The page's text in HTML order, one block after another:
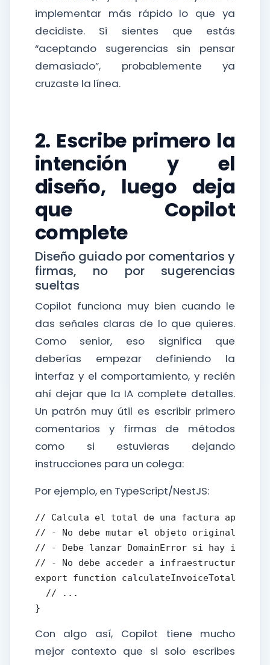
implementar más rápido lo que ya
decidiste. Si sientes que estás
“aceptando sugerencias sin pensar
demasiado”, probablemente ya
cruzaste la línea.
2. Escribe primero la
intención y el
diseño, luego deja
que Copilot
complete
Diseño guiado por comentarios y
firmas, no por sugerencias
sueltas
Copilot funciona muy bien cuando le
das señales claras de lo que quieres.
Como senior, eso significa que
deberías empezar definiendo la
interfaz y el comportamiento, y recién
ahí dejar que la IA complete detalles.
Un patrón muy útil es escribir primero
comentarios y firmas de métodos
como si estuvieras dejando
instrucciones para un colega:
Por ejemplo, en TypeScript/NestJS:
// Calcula el total de una factura aplicando
// - No debe mutar el objeto original.
// - Debe lanzar DomainError si hay
// - No debe acceder a infraestructura
export function
  // ...
}
Con algo así, Copilot tiene mucho
mejor contexto que si solo escribes